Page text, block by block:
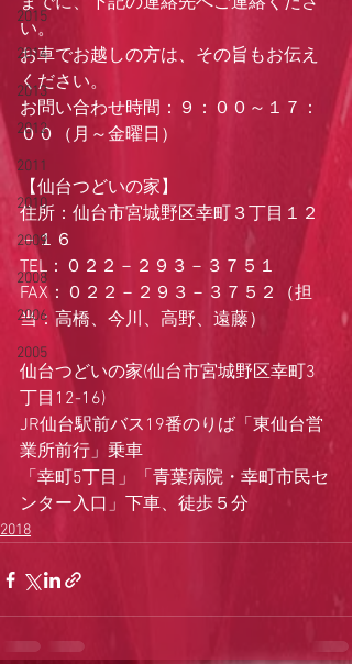
2015
2014
2013
2012
2011
2010
2009
2008
2006
2005
い。
お車でお越しの方は、その旨もお伝え
ください。
お問い合わせ時間：９：００～１７：
００（月～金曜日）
【仙台つどいの家】
住所：仙台市宮城野区幸町３丁目１２
－１６
TEL：０２２－２９３－３７５１
FAX：０２２－２９３－３７５２（担
当：高橋、今川、高野、遠藤）
仙台つどいの家(仙台市宮城野区幸町3
丁目12-16)
JR仙台駅前バス19番のりば「東仙台営
業所前行」乗車
「幸町5丁目」「青葉病院・幸町市民セ
ンター入口」下車、徒歩５分
2018